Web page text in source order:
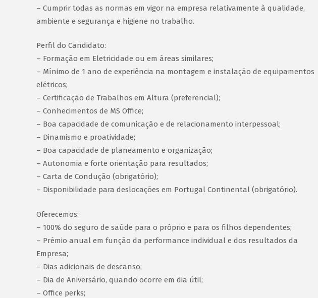
– Cumprir todas as normas em vigor na empresa relativamente à qualidade,
ambiente e segurança e higiene no trabalho.
Perfil do Candidato:
– Formação em Eletricidade ou em áreas similares;
– Mínimo de 1 ano de experiência na montagem e instalação de equipamentos
elétricos;
– Certificação de Trabalhos em Altura (preferencial);
– Conhecimentos de MS Office;
– Boa capacidade de comunicação e de relacionamento interpessoal;
– Dinamismo e proatividade;
– Boa capacidade de planeamento e organização;
– Autonomia e forte orientação para resultados;
– Carta de Condução (obrigatório);
– Disponibilidade para deslocações em Portugal Continental (obrigatório).
Oferecemos:
– 100% do seguro de saúde para o próprio e para os filhos dependentes;
– Prémio anual em função da performance individual e dos resultados da
Empresa;
– Dias adicionais de descanso;
– Dia de Aniversário, quando ocorre em dia útil;
– Office perks;